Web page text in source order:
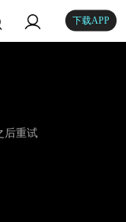
下载APP
后重试